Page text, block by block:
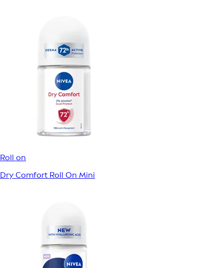
Roll on
Dry Comfort Roll On Mini